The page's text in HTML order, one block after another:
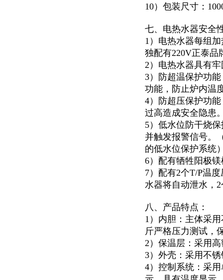
10）包装尺寸：
七、电热水器安全
1）电热水器每组
独配有220V正泰品
2）电热水器具有
3）防超温保护功
功能，防止炉内温
4）防超压保护功
过高造成安全隐患
5）低水位防干烧
并触发报警信号。
的低水位保护系统
6）配有牺牲阳极
7）配有2个T/P温
水器将自动泄水，
八、产品特点：
1）内胆：主体采
斤严格压力测试，
2）保温层：采用
3）外壳：采用不
4）控制系统：采